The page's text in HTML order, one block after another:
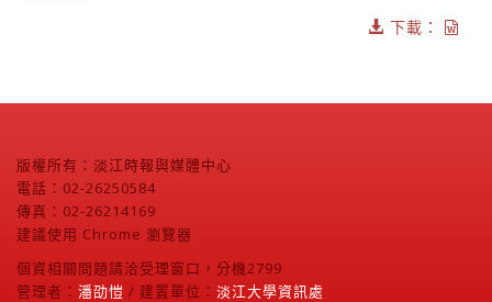
下載：
版權所有：淡江時報與媒體中心
電話：02-26250584
傳真：02-26214169
建議使用 Chrome 瀏覽器
個資相關問題請洽受理窗口，分機2799
管理者： 潘劭愷 / 建置單位： 淡江大學資訊處